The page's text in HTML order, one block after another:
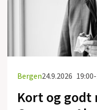
Bergen24.9.2026
Kort og godt